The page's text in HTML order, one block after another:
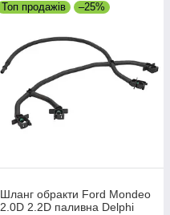
Топ продажів –25%
Шланг обракти Ford Mondeo
2.0D 2.2D паливна Delphi